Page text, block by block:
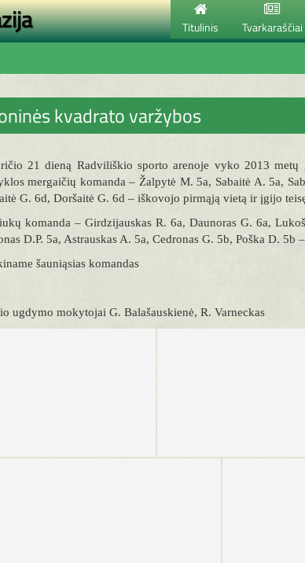
Titulinis Tvarkaraščiai
kvadrato varžybos
21 dieną Radviliškio sporto arenoje vyko 2013
mergaičių komanda – Žalpytė M. 5a, Sabaitė A. 5a,
G. 6d, Doršaitė G. 6d – iškovojo pirmąją vietą ir įgijo
komanda – Girdzijauskas R. 6a, Daunoras G. 6a,
D.P. 5a, Astrauskas A. 5a, Cedronas G. 5b, Poška D. 5b
šauniąsias komandas
ugdymo mokytojai G. Balašauskienė, R. Varneckas